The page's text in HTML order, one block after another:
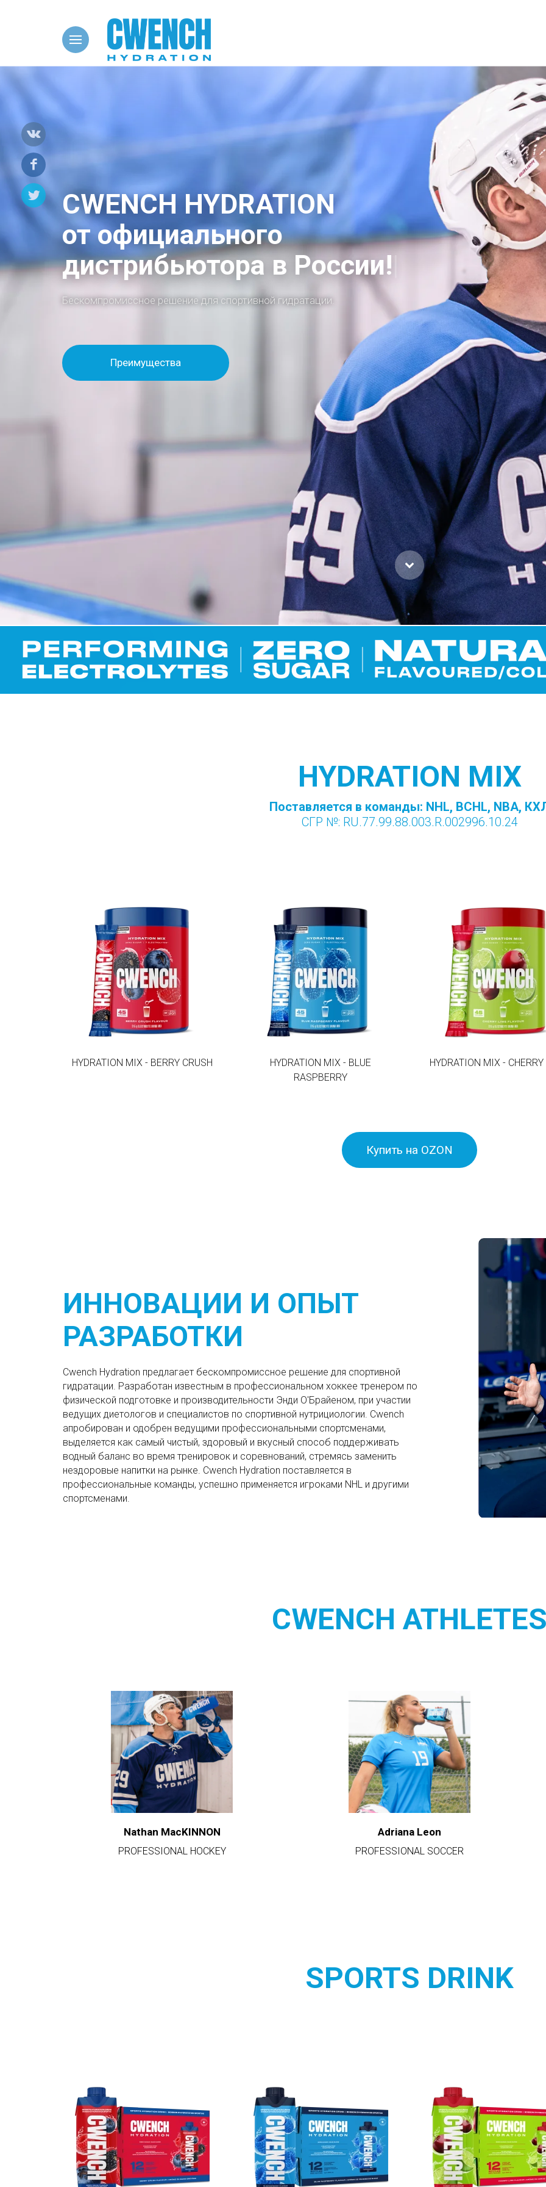
КУПИТЬ НА OZON
CWENCH HYDRATION
от официального
дистрибьютора в России!|
Бескомпромиссное решение для спортивной гидратации.
Преимущества
HYDRATION MIX
Поставляется в команды: NHL, BCHL, NBA,
СГР №: RU.77.99.88.003.R.002996.10.24
HYDRATION MIX - BERRY CRUSH
HYDRATION MIX - BLUE
RASPBERRY
HYDRATION MIX -
Купить на OZON
ИННОВАЦИИ И ОПЫТ
РАЗРАБОТКИ
Cwench Hydration предлагает бескомпромиссное решение для спортивной
гидратации. Разработан известным в профессиональном хоккее тренером по
физической подготовке и производительности Энди О'Брайеном, при участии
ведущих диетологов и специалистов по спортивной нутрициологии. Cwench
апробирован и одобрен ведущими профессиональными спортсменами,
выделяется как самый чистый, здоровый и вкусный способ поддерживать
водный баланс во время тренировок и соревнований, стремясь заменить
нездоровые напитки на рынке. Cwench Hydration поставляется в
профессиональные команды, успешно применяется игроками NHL и другими
спортсменами.
CWENCH
Nathan MacKINNON
PROFESSIONAL HOCKEY
Adriana Leon
PROFESSIONAL SOCCER
SPORTS DRINK